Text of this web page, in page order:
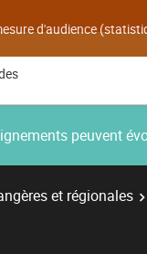
d'audience
peuvent
et régionales